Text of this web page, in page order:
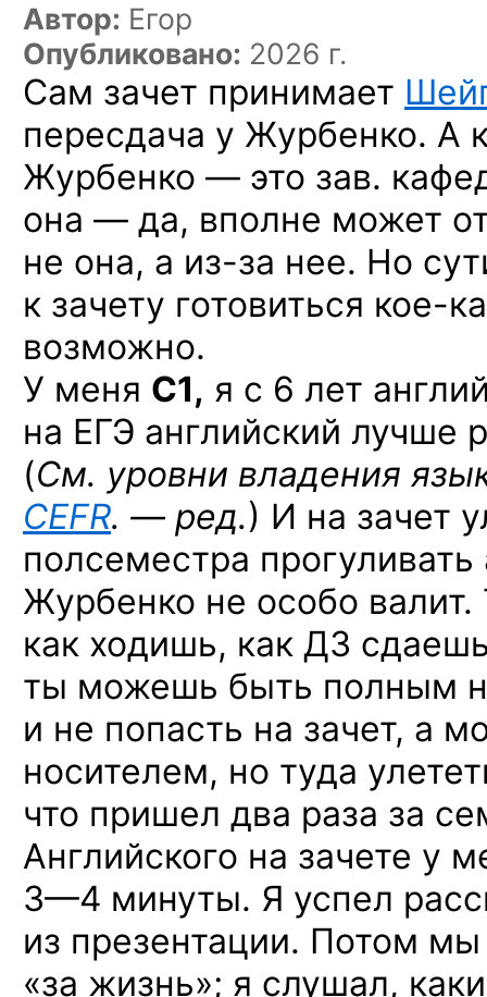
Автор: Егор
Опубликовано: 2026 г.
Сам зачет принимает
пересдача у Журбенко. А
Журбенко — это зав.
она — да, вполне может
не она, а из-за нее. Но
к зачету готовиться кое-
возможно.
У меня С1, я с 6 лет
на ЕГЭ английский лучше
(См. уровни владения
CEFR. — ред.) И на зачет
полсеместра прогуливать
Журбенко не особо валит.
как ходишь, как ДЗ
ты можешь быть полным
и не попасть на зачет, а
носителем, но туда
что пришел два раза за
Английского на зачете у
3—4 минуты. Я успел
из презентации. Потом
«за жизнь»; я слушал,